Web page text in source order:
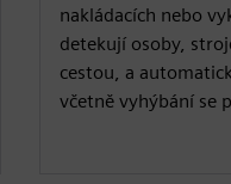
nakládacích nebo
detekují osoby,
cestou, a
včetně vyhýbání se